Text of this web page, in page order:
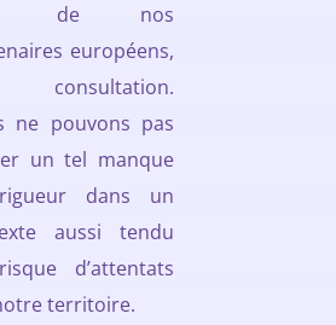
de nos
européens,
consultation.
ne pouvons pas
un tel manque
dans un
aussi tendu
d’attentats
territoire.